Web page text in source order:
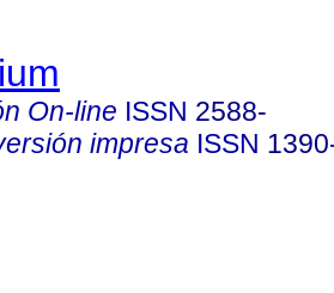
On-line ISSN 2588-
impresa ISSN